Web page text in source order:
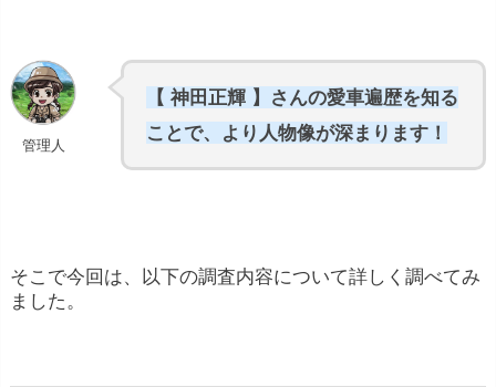
管理人
【 神田正輝 】さんの愛車遍歴を知る
ことで、より人物像が深まります！
そこで今回は、以下の調査内容について詳しく調べてみ
ました。